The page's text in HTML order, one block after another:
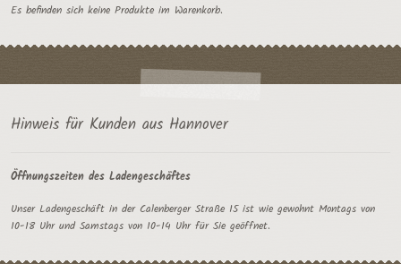
Es befinden sich keine Produkte im Warenkorb.
Hinweis für Kunden aus Hannover
Öffnungszeiten des Ladengeschäftes
Unser Ladengeschäft in der Calenberger Straße 15 ist wie gewohnt Montags von
10-18 Uhr und Samstags von 10-14 Uhr für Sie geöffnet.